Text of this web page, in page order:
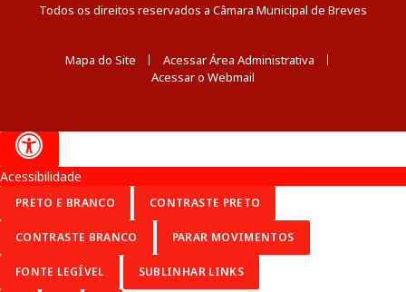
Todos os direitos reservados a Câmara Municipal de Breves
Mapa do Site
Acessar Área Administrativa
Acessar o Webmail
Acessibilidade
PRETO E BRANCO CONTRASTE PRETO
CONTRASTE BRANCO PARAR MOVIMENTOS
FONTE LEGÍVEL SUBLINHAR LINKS